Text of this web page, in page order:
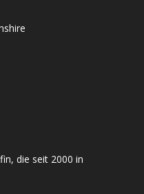
die seit 2000 in